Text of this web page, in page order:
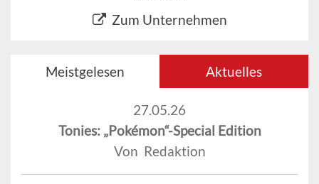
Zum Unternehmen
Meistgelesen Aktuelles
27.05.26
Tonies: „Pokémon“-Special Edition
Von Redaktion